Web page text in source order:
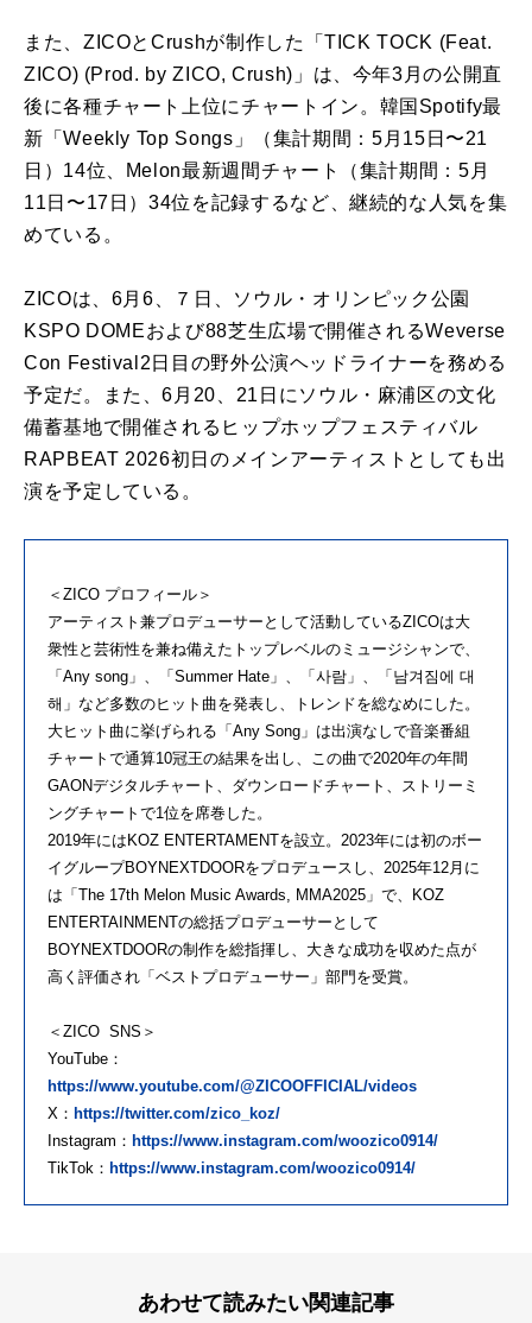
また、ZICOとCrushが制作した「TICK TOCK (Feat.
ZICO) (Prod. by ZICO, Crush)」は、今年3月の公開直
後に各種チャート上位にチャートイン。韓国Spotify最
新「Weekly Top Songs」（集計期間：5月15日〜21
日）14位、Melon最新週間チャート（集計期間：5月
11日〜17日）34位を記録するなど、継続的な人気を集
めている。
ZICOは、6月6、７日、ソウル・オリンピック公園
KSPO DOMEおよび88芝生広場で開催されるWeverse
Con Festival2日目の野外公演ヘッドライナーを務める
予定だ。また、6月20、21日にソウル・麻浦区の文化
備蓄基地で開催されるヒップホップフェスティバル
RAPBEAT 2026初日のメインアーティストとしても出
演を予定している。
＜ZICO プロフィール＞
アーティスト兼プロデューサーとして活動しているZICOは大
衆性と芸術性を兼ね備えたトップレベルのミュージシャンで、
「Any song」、「Summer Hate」、「사람」、「남겨짐에 대
해」など多数のヒット曲を発表し、トレンドを総なめにした。
大ヒット曲に挙げられる「Any Song」は出演なしで音楽番組
チャートで通算10冠王の結果を出し、この曲で2020年の年間
GAONデジタルチャート、ダウンロードチャート、ストリーミ
ングチャートで1位を席巻した。
2019年にはKOZ ENTERTAMENTを設立。2023年には初のボー
イグループBOYNEXTDOORをプロデュースし、2025年12月に
は「The 17th Melon Music Awards, MMA2025」で、KOZ
ENTERTAINMENTの総括プロデューサーとして
BOYNEXTDOORの制作を総指揮し、大きな成功を収めた点が
高く評価され「ベストプロデューサー」部門を受賞。
＜ZICO SNS＞
YouTube：
https://www.youtube.com/@ZICOOFFICIAL/videos
X： https://twitter.com/zico_koz/
Instagram： https://www.instagram.com/woozico0914/
TikTok： https://www.instagram.com/woozico0914/
あわせて読みたい関連記事